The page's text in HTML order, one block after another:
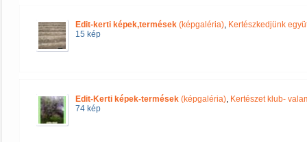
Edit-kerti képek,termések (képgaléria), Kertészkedjünk
15 kép
Edit-Kerti képek-termések (képgaléria), Kertészet klub-
74 kép